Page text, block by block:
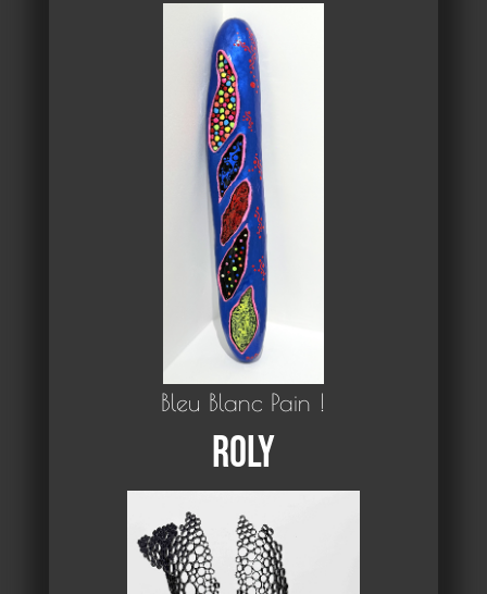
Bleu Blanc Pain !
Roly